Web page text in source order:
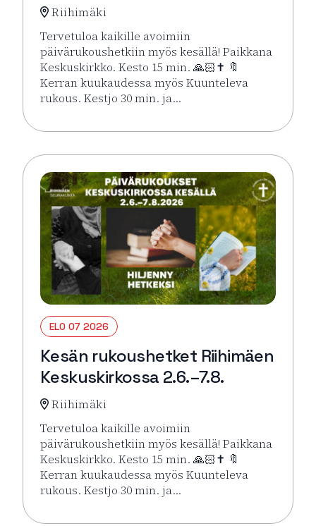
Riihimäki
Tervetuloa kaikille avoimiin
päivärukoushetkiin myös kesällä! Paikkana
Keskuskirkko. Kesto 15 min. 🙏🏻✝️ 🔖
Kerran kuukaudessa myös Kuunteleva
rukous. Kestjo 30 min. ja…
Lue lisää tapahtumasta Kesän rukoushetket
ELO 07 2026
Kesän rukoushetket Riihimäen
Keskuskirkossa 2.6.–7.8.
Riihimäki
Tervetuloa kaikille avoimiin
päivärukoushetkiin myös kesällä! Paikkana
Keskuskirkko. Kesto 15 min. 🙏🏻✝️ 🔖
Kerran kuukaudessa myös Kuunteleva
rukous. Kestjo 30 min. ja…
Lue lisää tapahtumasta Kesän rukoushetket